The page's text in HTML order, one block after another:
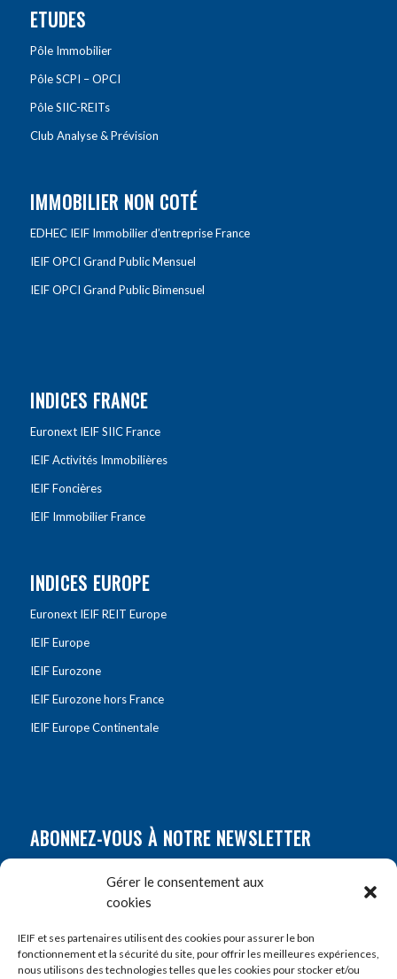
Gérer le consentement aux
cookies
IEIF et ses partenaires utilisent des cookies pour assurer le bon
fonctionnement et la sécurité du site, pour offrir les meilleures expériences,
nous utilisons des technologies telles que les cookies pour stocker et/ou
ETUDES
Pôle Immobilier
Pôle SCPI – OPCI
Pôle SIIC-REITs
Club Analyse & Prévision
IMMOBILIER NON COTÉ
EDHEC IEIF Immobilier d’entreprise France
IEIF OPCI Grand Public Mensuel
IEIF OPCI Grand Public Bimensuel
INDICES FRANCE
Euronext IEIF SIIC France
IEIF Activités Immobilières
IEIF Foncières
IEIF Immobilier France
INDICES EUROPE
Euronext IEIF REIT Europe
IEIF Europe
IEIF Eurozone
IEIF Eurozone hors France
IEIF Europe Continentale
ABONNEZ-VOUS À NOTRE NEWSLETTER
Prénom*